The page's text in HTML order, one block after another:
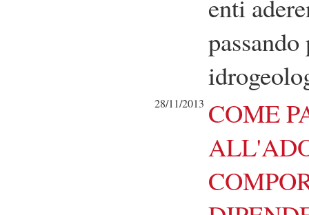
enti
28/11/2013 COME